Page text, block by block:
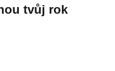
tvůj rok